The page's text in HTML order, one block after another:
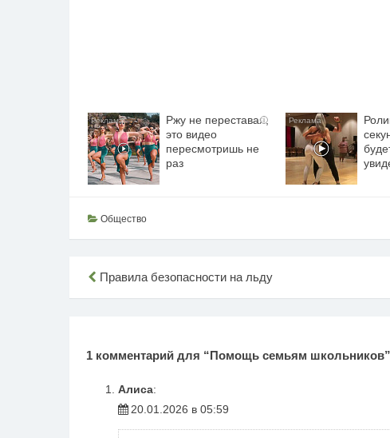
i
Ржу не переставая,
это видео
пересмотришь не
раз
Общество
Навигация
Правила безопасности на льду
1 комментарий для “Помощь семьям школьников”
Алиса:
20.01.2026 в 05:59